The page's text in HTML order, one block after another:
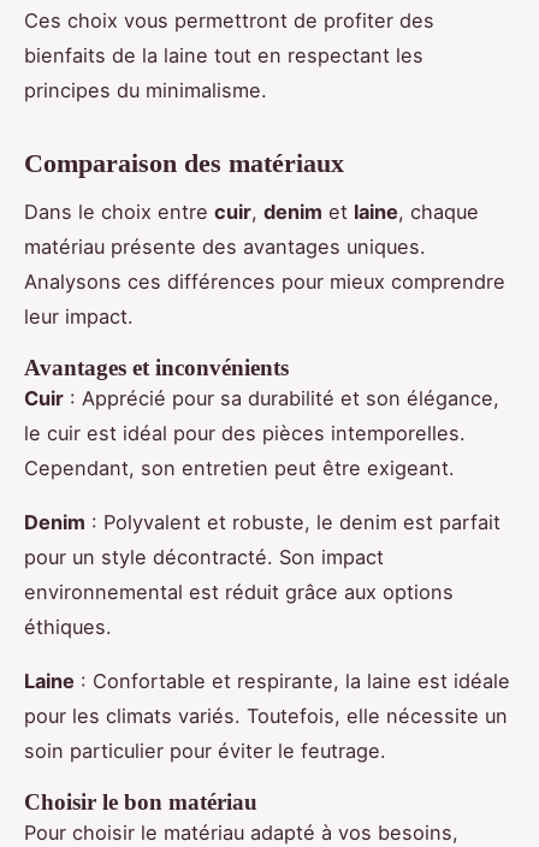
Ces choix vous permettront de profiter des
bienfaits de la laine tout en respectant les
principes du minimalisme.
Comparaison des matériaux
Dans le choix entre cuir, denim et laine, chaque
matériau présente des avantages uniques.
Analysons ces différences pour mieux comprendre
leur impact.
Avantages et inconvénients
Cuir : Apprécié pour sa durabilité et son élégance,
le cuir est idéal pour des pièces intemporelles.
Cependant, son entretien peut être exigeant.
Denim : Polyvalent et robuste, le denim est parfait
pour un style décontracté. Son impact
environnemental est réduit grâce aux options
éthiques.
Laine : Confortable et respirante, la laine est idéale
pour les climats variés. Toutefois, elle nécessite un
soin particulier pour éviter le feutrage.
Choisir le bon matériau
Pour choisir le matériau adapté à vos besoins,